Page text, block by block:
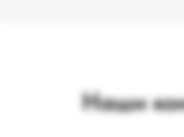
Наши